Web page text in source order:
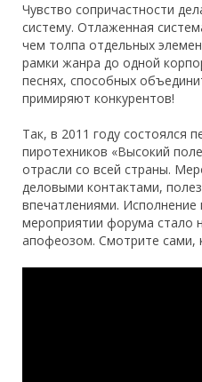
Чувство сопричастности
систему. Отлаженная
чем толпа отдельных
рамки жанра до одной
песнях, способных
примиряют конкурентов!
Так, в 2011 году состоялся
пиротехников «Высокий
отрасли со всей страны.
деловыми контактами,
впечатлениями.
мероприятии форума стало
апофеозом. Смотрите сами,